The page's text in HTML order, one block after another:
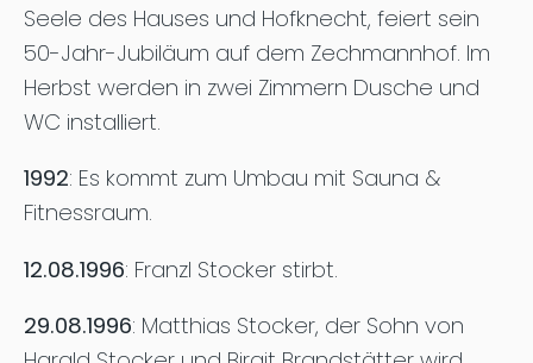
Seele des Hauses und Hofknecht, feiert sein
50-Jahr-Jubiläum auf dem Zechmannhof. Im
Herbst werden in zwei Zimmern Dusche und
WC installiert.
1992: Es kommt zum Umbau mit Sauna &
Fitnessraum.
12.08.1996: Franzl Stocker stirbt.
29.08.1996: Matthias Stocker, der Sohn von